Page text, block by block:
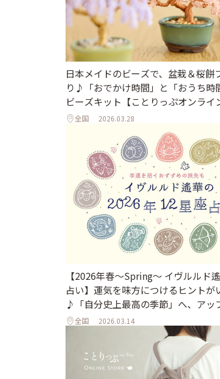
日本メイドのビーズで、盆栽＆桜餅
り♪「おでかけ時間」と「おうち時
ビーズキット【ことりっぷオンライ
全国 2026.03.28
【2026年春～Spring～ イヴルルド
占い】運気を味方につけるヒントが
♪「自分史上最高の季節」へ、アッ
全国 2026.03.14